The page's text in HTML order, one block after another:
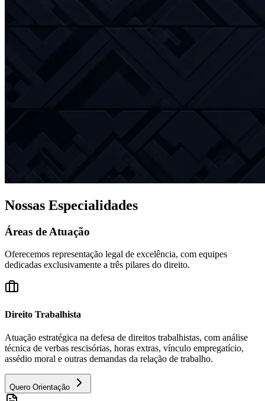
Nossas Especialidades
Áreas de Atuação
Oferecemos representação legal de excelência, com equipes
dedicadas exclusivamente a três pilares do direito.
Direito Trabalhista
Atuação estratégica na defesa de direitos trabalhistas, com análise
técnica de verbas rescisórias, horas extras, vínculo empregatício,
assédio moral e outras demandas da relação de trabalho.
Quero Orientação